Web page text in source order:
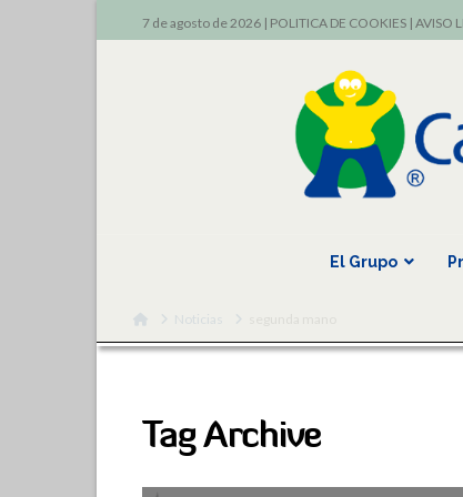
7 de agosto de 2026 | POLITICA DE COOKIES| AVISO
El Grupo
HomeNoticias
Tag Archive